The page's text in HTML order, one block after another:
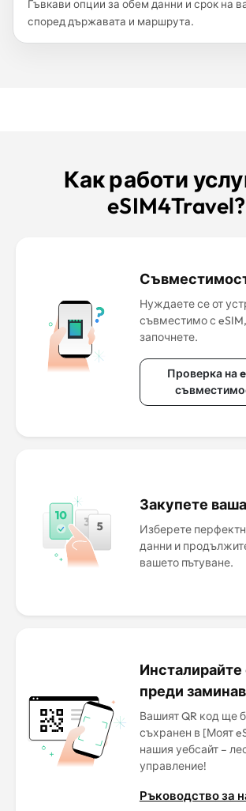
Гъвкави опции за обем данни и срок на
според държавата и маршрута.
Как работи
eSIM4Travel?
Нуждаете се от
съвместимо с
започнете.
Проверка на
Закупете
Изберете
данни и
вашето пътуване.
Инсталирайте
преди
Вашият QR код ще
съхранен в [Моят
нашия уебсайт –
управление!
Ръководство за